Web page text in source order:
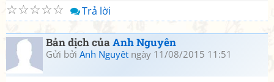
☆
☆
☆
☆
☆ Trả lời
Bản dịch củaAnh Nguyên
Gửi bởi Anh Nguyêt ngày 11/08/2015 11:51